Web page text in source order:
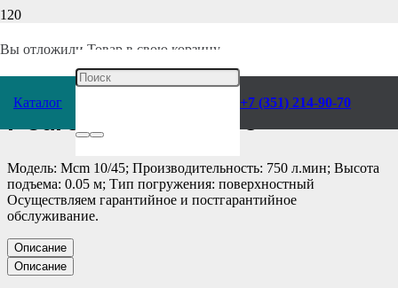
Вы отложили Товар в свою корзину.
Каталог +7 (351) 214-90-70
Насос электрический
Pedrollo Mcm 10/45
Модель: Mcm 10/45; Производительность: 750 л.мин; Высота
подъема: 0.05 м; Тип погружения: поверхностный
Осуществляем гарантийное и постгарантийное
обслуживание.
Описание
Описание